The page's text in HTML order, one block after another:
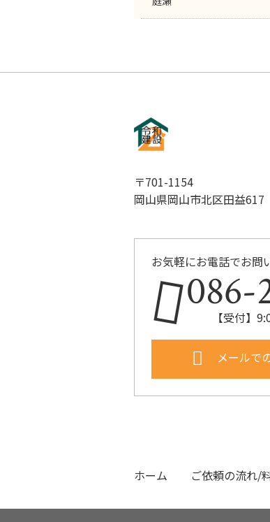
〒701-1154
岡山県岡山市北区田益617
お気軽にお電話でお問
086-
【受付】
メールで
ホーム ご依頼の流れ/